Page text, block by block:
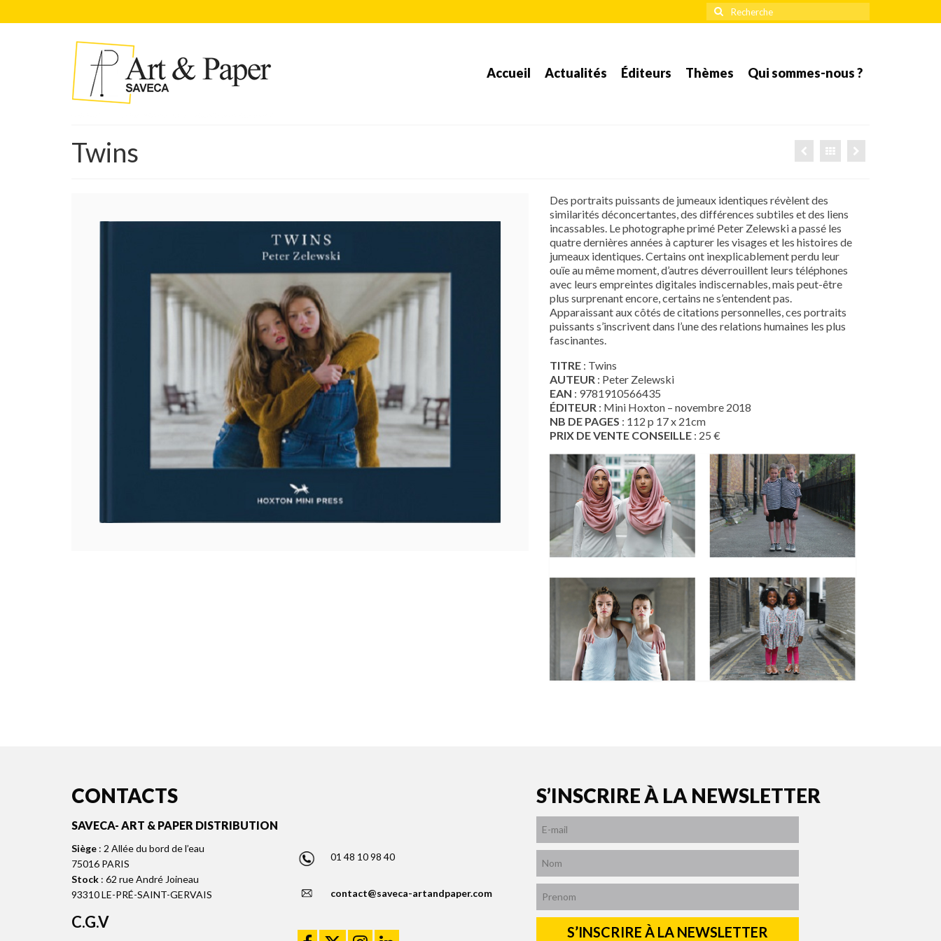
Rechercher
:
Accueil Actualités Éditeurs Thèmes Qui sommes-nous ?
Twins
Des portraits puissants de jumeaux identiques révèlent des
similarités déconcertantes, des différences subtiles et des liens
incassables. Le photographe primé Peter Zelewski a passé les
quatre dernières années à capturer les visages et les histoires de
jumeaux identiques. Certains ont inexplicablement perdu leur
ouïe au même moment, d’autres déverrouillent leurs téléphones
avec leurs empreintes digitales indiscernables, mais peut-être
plus surprenant encore, certains ne s’entendent pas.
Apparaissant aux côtés de citations personnelles, ces portraits
puissants s’inscrivent dans l’une des relations humaines les plus
fascinantes.
TITRE : Twins
AUTEUR : Peter Zelewski
EAN : 9781910566435
ÉDITEUR : Mini Hoxton – novembre 2018
NB DE PAGES : 112 p 17 x 21cm
PRIX DE VENTE CONSEILLE: 25 €
CONTACTS
SAVECA- ART & PAPER DISTRIBUTION
Siège : 2 Allée du bord de l’eau
75016 PARIS
Stock : 62 rue André Joineau
93310 LE-PRÉ-SAINT-GERVAIS
C.G.V
01 48 10 98 40
contact@saveca-artandpaper.com
S’INSCRIRE À LA NEWSLETTER